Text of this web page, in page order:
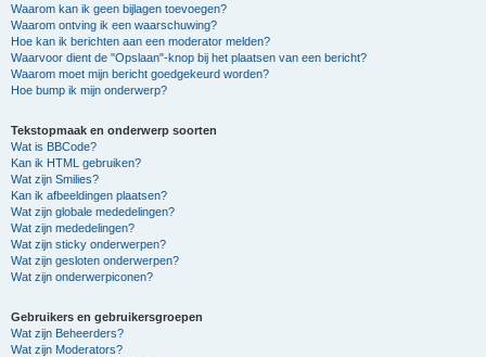
Waarom kan ik geen bijlagen toevoegen?
Waarom ontving ik een waarschuwing?
Hoe kan ik berichten aan een moderator melden?
Waarvoor dient de "Opslaan"-knop bij het plaatsen van een bericht?
Waarom moet mijn bericht goedgekeurd worden?
Hoe bump ik mijn onderwerp?
Tekstopmaak en onderwerp soorten
Wat is BBCode?
Kan ik HTML gebruiken?
Wat zijn Smilies?
Kan ik afbeeldingen plaatsen?
Wat zijn globale mededelingen?
Wat zijn mededelingen?
Wat zijn sticky onderwerpen?
Wat zijn gesloten onderwerpen?
Wat zijn onderwerpiconen?
Gebruikers en gebruikersgroepen
Wat zijn Beheerders?
Wat zijn Moderators?